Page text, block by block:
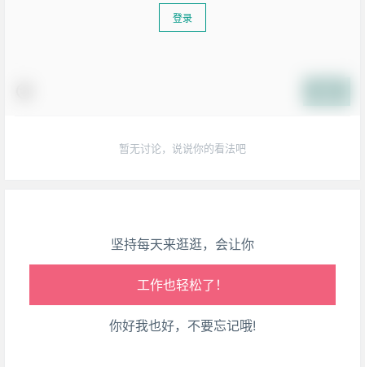
登录
暂无讨论，说说你的看法吧
坚持每天来逛逛，会让你
腰也不酸了！
工作也轻松了！
你好我也好，不要忘记哦!